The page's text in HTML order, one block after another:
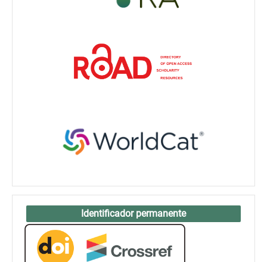
Identificador permanente